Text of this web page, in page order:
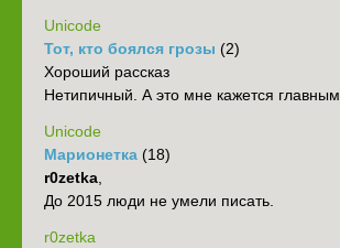
Unicode
Тот, кто боялся грозы (2)
Хороший рассказ
Нетипичный. А это мне кажется главным
Unicode
Марионетка (18)
r0zetka
До 2015 люди не умели писать.
r0zetka